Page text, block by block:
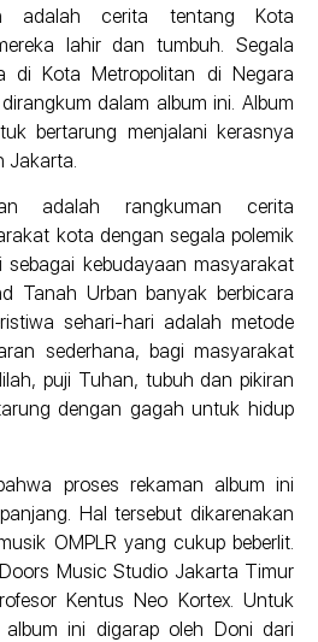
adalah cerita tentang Kota
lahir dan tumbuh. Segala
di Kota Metropolitan di Negara
dalam album ini. Album
bertarung menjalani kerasnya
Jakarta.
adalah rangkuman cerita
kota dengan segala polemik
kebudayaan masyarakat
Tanah Urban banyak berbicara
sehari-hari adalah metode
sederhana, bagi masyarakat
puji Tuhan, tubuh dan pikiran
dengan gagah untuk hidup
proses rekaman album ini
Hal tersebut dikarenakan
OMPLR yang cukup beberlit.
Music Studio Jakarta Timur
Kentus Neo Kortex. Untuk
ini digarap oleh Doni dari